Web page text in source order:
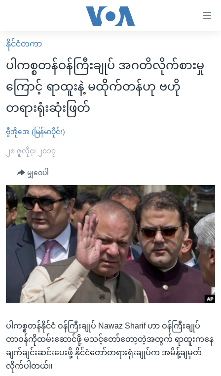
လွယ်ကူ
စေ
သည့်
Link
များ
ပင်မ
သို့
ကျော်
ကြည့်
ရန်
ပင်မ
အ
စာမျက်နှာ
ရန်
ရန်
နေရာ
သို့
ကျော်
မူလစာမျက်နှာ
မြန်မာ
ကမ္ဘာ့သတင်းများ
နိုင်ငံတကာ
အစ္စရေး-ပါလက်စတိုင်း
ဗွီဒီယို
အင်္ဂလိပ်စာလေ့လာမယ်
အမေရိကန်သုံးအီဒီယံ
မကြေးမုံရဲ့ အင်္ဂလိပ်စာ
ရုပ်ရှင်ထဲက အင်္ဂလိပ်စာ
သုတပဒေသာ အင်္ဂလိပ်စာ
အပတ်စဉ်ကဏ္ဍများ
ရေဒီယို
တီဗွီ
ရေဒီယိုနှင့်ရုပ်သံ အချက်အလက်များ
ရေဒီယို/တီဗွီအစီအစဉ်
Learning English
ဗွီအိုအေ လူမှုကွန်ယက်များ
နိုင်ငံတကာ
ပါကစ္စတန်ဝန်ကြီးချုပ် အဂတိလိုက်စားမှု
ကြောင့် ရာထူးနဲ့ မထိုက်တန်ဟု ဗဟို
တရားရုံးဆုံးဖြတ်
ဗွီအိုအေ (မြန်မာပိုင်း)
၂၈ ဇူလိုင္၊ ၂၀၁၇
မျှဝေပါ
ပါကစ္စတန်နိုင်ငံ ဝန်ကြီးချုပ် Nawaz Sharif ဟာ ဝန်ကြီးချုပ်
တာဝန်ကိုထမ်းဆောင်ဖို့ မသင့်တော်တော့တဲ့အတွက် ရာထူးကနေ
ချက်ချင်းဆင်းပေးဖို့ နိုင်ငံတော်တရားရုံးချုပ်က အမိန့်ချမှတ်
လိုက်ပါတယ်။